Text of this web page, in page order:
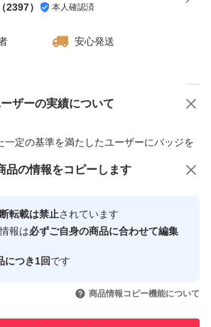
（2397） 本人確認済
安心発送
ザーの実績について
一定の基準を満たしたユーザーにバッジを
心・安全なユーザーです
引を完了させた実績があります
商品への質問
品の情報をコピーします
転載は禁止されています
報は必ずご自身の商品に合わせて編集
につき1回です
商品情報コピー機能について
人にオススメ